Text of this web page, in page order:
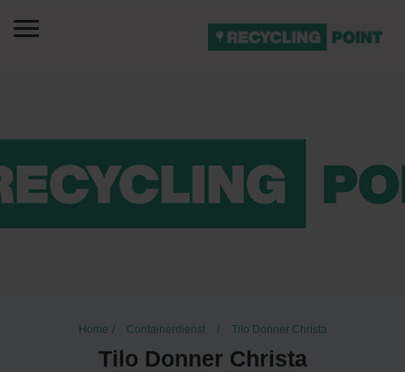
Home Containerdienst Tilo Donner Christa
Tilo Donner Christa